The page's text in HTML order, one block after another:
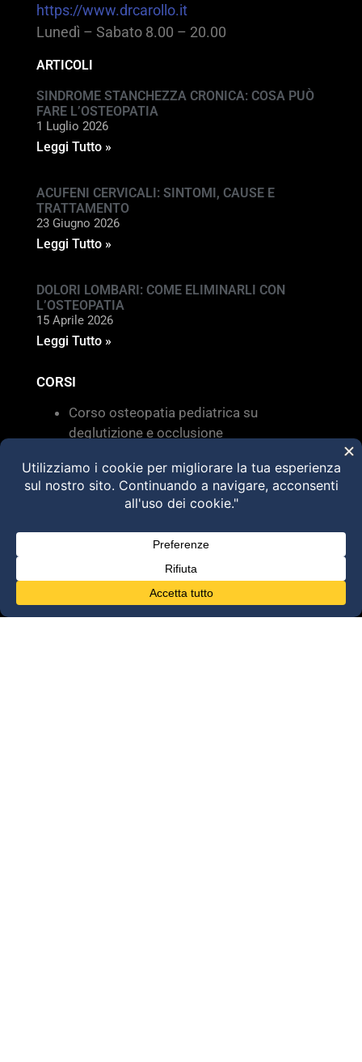
https://www.drcarollo.it
Lunedì – Sabato 8.00 – 20.00
ARTICOLI
SINDROME STANCHEZZA CRONICA: COSA PUÒ
FARE L’OSTEOPATIA
1 Luglio 2026
Leggi Tutto »
ACUFENI CERVICALI: SINTOMI, CAUSE E
TRATTAMENTO
23 Giugno 2026
Leggi Tutto »
DOLORI LOMBARI: COME ELIMINARLI CON
L’OSTEOPATIA
15 Aprile 2026
Leggi Tutto »
CORSI
Corso osteopatia pediatrica su
deglutizione e occlusione
disfunzioni dei sistemi di movimento –
Torino 28 MARZO 2026
HVLA – Moduli Clinici – 2026
@2025 Dott. Alessandro Carollo – All rights